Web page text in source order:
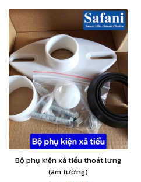
Bộ phụ kiện xả tiểu thoát lưng
(âm tường)